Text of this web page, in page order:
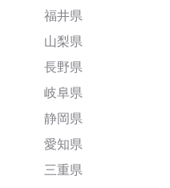
福井県
山梨県
長野県
岐阜県
静岡県
愛知県
三重県